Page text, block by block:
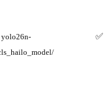
yolo26n-
✅